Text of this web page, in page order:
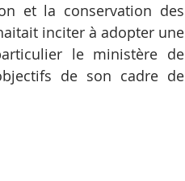
et la conservation des
inciter à adopter une
le ministère de
de son cadre de